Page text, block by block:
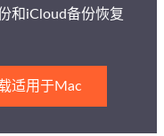
和iCloud备份恢复
载适用于Mac